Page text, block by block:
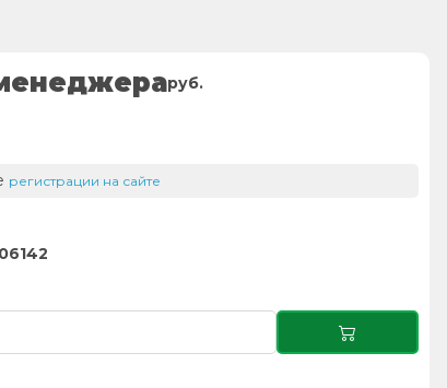
руб.
регистрации на сайте